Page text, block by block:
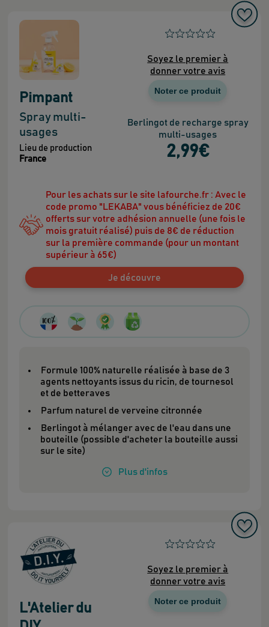
Soyez le premier à
donner votre avis
Noter ce produit
Berlingot de recharge spray
multi-usages
2,99€
Pimpant
Spray multi-
usages
Lieu de production
France
Pour les achats sur le site lafourche.fr : Avec le
code promo "LEKABA" vous bénéficiez de 20€
offerts sur votre adhésion annuelle (une fois le
mois gratuit réalisé) puis de 8€ de réduction
sur la première commande (pour un montant
supérieur à 65€)
Je découvre
Formule 100% naturelle réalisée à base de 3
agents nettoyants issus du ricin, de tournesol
et de betteraves
Parfum naturel de verveine citronnée
Berlingot à mélanger avec de l'eau dans une
bouteille (possible d'acheter la bouteille aussi
sur le site)
Plus d'infos
Soyez le premier à
donner votre avis
Noter ce produit
L'Atelier du